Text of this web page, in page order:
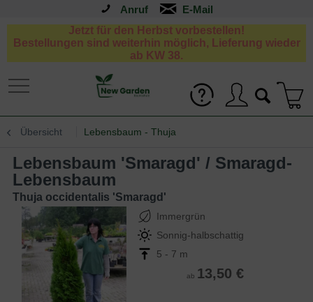
Anruf
Jetzt für den Herbst vorbestellen!
Bestellungen sind weiterhin möglich, Lieferung wieder
ab KW 38.
Übersicht Lebensbaum - Thuja
Lebensbaum 'Smaragd' / Smaragd-
Lebensbaum
Thuja occidentalis 'Smaragd'
Immergrün
Sonnig-halbschattig
5 - 7 m
ab 13,50 €